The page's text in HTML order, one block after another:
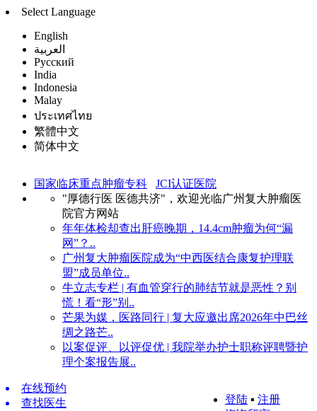
Select Language
English
العربية
Русский
India
Indonesia
Malay
ประเทศไทย
繁體中文
简体中文
国家临床重点肿瘤专科
JCI认证医院
"厚德行医 医德共济"，欢迎光临广州复大肿瘤医
院官方网站
年年体检却查出肝癌晚期，14.4cm肿瘤为何“漏
网”？..
广州复大肿瘤医院成为“中西医结合康复护理联
盟”成员单位..
牛立志专栏 | 有血管穿行的肺结节就是恶性？别
慌！看“形”别..
芒果为媒，医路同行 | 复大应邀出席2026年中巴丝
绸之路芒..
以案促评、以评促优 | 我院举办护士职称评聘暨护
理个案报告展..
登陆 ▪ 注册
在线预约
查找医生